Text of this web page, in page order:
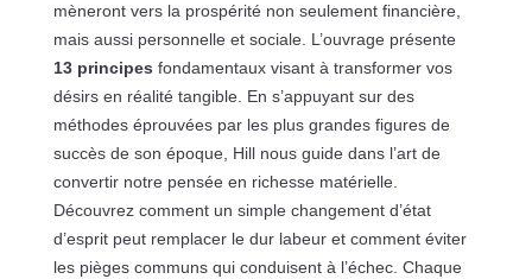
mèneront vers la prospérité non seulement financière,
mais aussi personnelle et sociale. L’ouvrage présente
13 principes fondamentaux visant à transformer vos
désirs en réalité tangible. En s’appuyant sur des
méthodes éprouvées par les plus grandes figures de
succès de son époque, Hill nous guide dans l’art de
convertir notre pensée en richesse matérielle.
Découvrez comment un simple changement d’état
d’esprit peut remplacer le dur labeur et comment éviter
les pièges communs qui conduisent à l’échec. Chaque